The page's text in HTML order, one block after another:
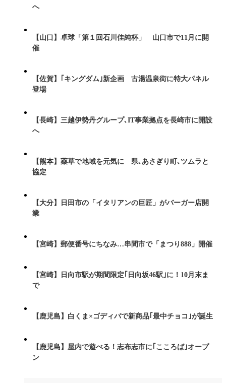
へ
【山口】卓球「第１回石川佳純杯」 山口市で11月に開
催
【佐賀】｢キングダム｣新企画 古湯温泉街に特大パネル
登場
【長崎】三越伊勢丹グループ､IT事業拠点を長崎市に開設
へ
【熊本】薬草で地域を元気に 県､あさぎり町､ツムラと
協定
【大分】日田市の「イタリアンの巨匠」がバーガー店開
業
【宮崎】郵便番号にちなみ…串間市で「まつり888」開催
【宮崎】日向市駅が期間限定｢日向坂46駅｣に！10月末ま
で
【鹿児島】白くま×ゴディバで新商品｢最中チョコ｣が誕生
【鹿児島】屋内で遊べる！志布志市に｢こころば｣オープ
ン